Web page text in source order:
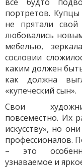
портретов.
не прятали
любовались
мебелью,
сословии
каким должен
как должна
«купеческий сын».
Свои
повсеместно. Их
искусству», но
профессионалов.
– это
узнаваемое и